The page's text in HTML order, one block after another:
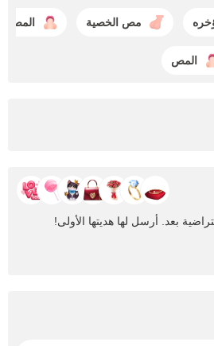
مص الخصية المص
المص
بعد. أرسل لها هديتها الأولى!